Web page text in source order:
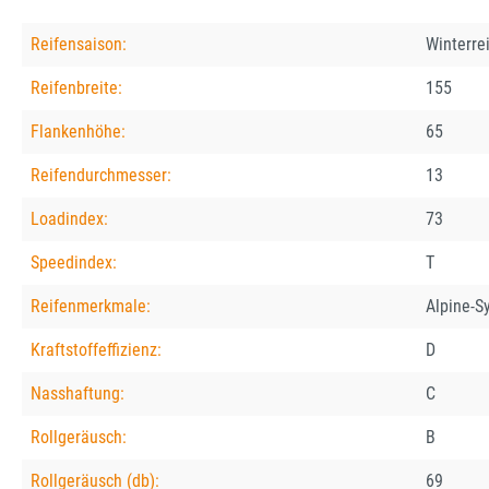
Reifensaison:
Reifenbreite: 155
Flankenhöhe: 65
Reifendurchmesser: 13
Loadindex: 73
Speedindex: T
Reifenmerkmale: Alpine-
Kraftstoffeffizienz: D
Nasshaftung: C
Rollgeräusch: B
Rollgeräusch (db): 69